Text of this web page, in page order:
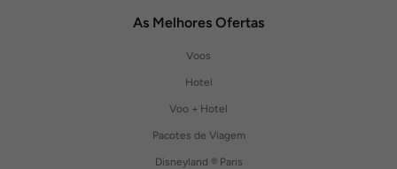
As Melhores Ofertas
Voos
Hotel
Voo + Hotel
Pacotes de Viagem
Disneyland ® Paris